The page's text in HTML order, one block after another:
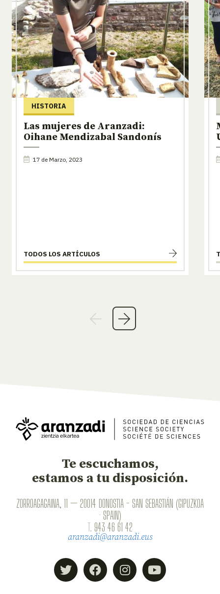
HISTORIA
Las mujeres de Aranzadi:
Oihane Mendizabal Sandonís
17 de Marzo, 2023
TODOS LOS ARTÍCULOS
Te escuchamos,
estamos a tu disposición.
ZORROAGAGAINA, 11 — 20014 DONOSTIA - SAN SEBASTIÁN (GIPUZKOA
· SPAIN)
T. 943 46 61 42
aranzadi@aranzadi.eus